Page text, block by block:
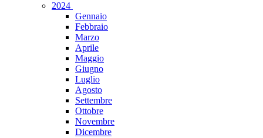
2024
Gennaio
Febbraio
Marzo
Aprile
Maggio
Giugno
Luglio
Agosto
Settembre
Ottobre
Novembre
Dicembre